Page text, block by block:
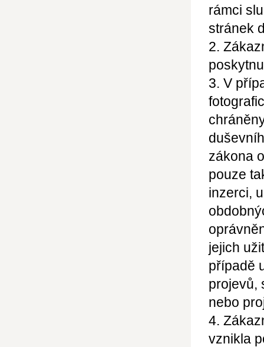
rámci
stránek
2.
3. V
zákona
pouze
inzerci,
jejich
případě
projevů,
nebo
4.
vznikla